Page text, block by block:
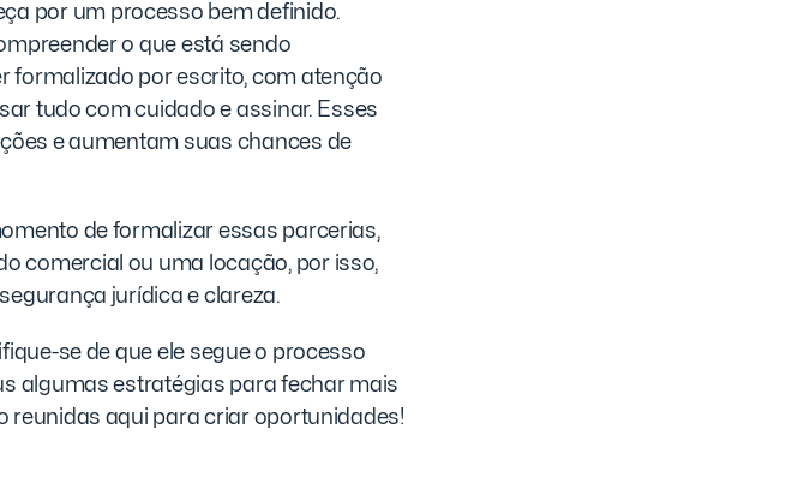
por um processo bem definido.
o que está sendo
formalizado por escrito, com atenção
tudo com cuidado e assinar. Esses
e aumentam suas chances de
de formalizar essas parcerias,
comercial ou uma locação, por isso,
jurídica e clareza.
se de que ele segue o processo
algumas estratégias para fechar mais
reunidas aqui para criar oportunidades!